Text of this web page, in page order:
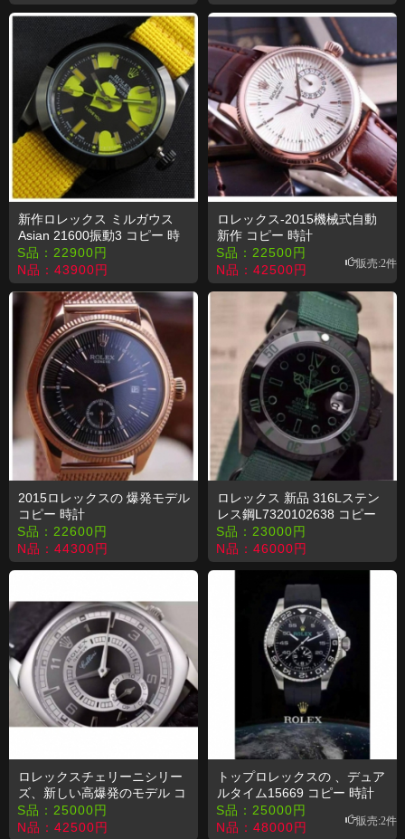
新作ロレックス ミルガウス
Asian 21600振動3 コピー 時
計
S品： 22900円
N品： 43900円
ロレックス-2015機械式自動
新作 コピー 時計
S品： 22500円
N品： 42500円
販売:2件
2015ロレックスの 爆発モデル
コピー 時計
S品： 22600円
N品： 44300円
ロレックス 新品 316Lステン
レス鋼L7320102638 コピー
時計
S品： 23000円
N品： 46000円
ロレックスチェリーニシリー
ズ、新しい高爆発のモデル コ
ピー 時計
S品： 25000円
N品： 42500円
トップロレックスの 、デュア
ルタイム15669 コピー 時計
S品： 25000円
N品： 48000円
販売:2件